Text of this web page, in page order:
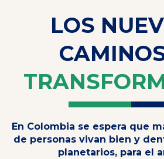
LOS
En Colombia se espera que
de personas vivan bien y
planetarios, para el